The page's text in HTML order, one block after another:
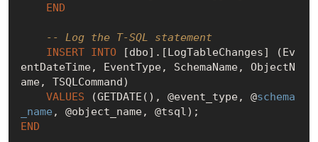
END
-- Log the T-SQL statement
INSERT INTO [dbo].[LogTableChanges] (Ev
entDateTime, EventType, SchemaName, ObjectN
ame, TSQLCommand)
VALUES (GETDATE(), @event_type, @schema
_name
END